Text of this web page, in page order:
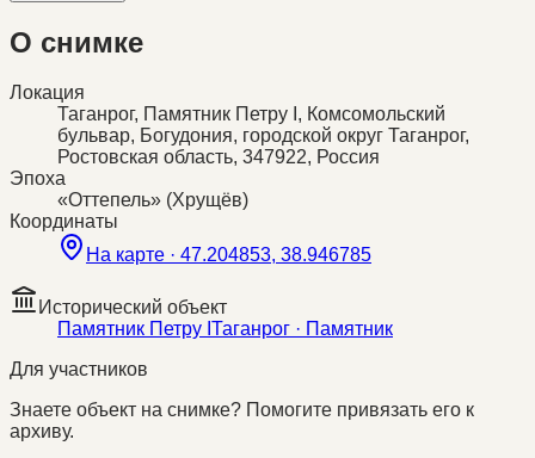
О снимке
Локация
Таганрог, Памятник Петру I, Комсомольский
бульвар, Богудония, городской округ Таганрог,
Ростовская область, 347922, Россия
Эпоха
«Оттепель» (Хрущёв)
Координаты
На карте · 47.204853, 38.946785
Исторический объект
Памятник Петру I Таганрог · Памятник
Для участников
Знаете объект на снимке? Помогите привязать его к
архиву.